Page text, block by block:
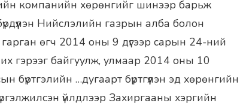
компанийн хөрөнгийг шинээр барьж
Нийслэлийн газрын алба болон
өгч 2014 оны 9 дүгээр сарын 24-ний
гэрээг байгуулж, улмаар 2014 оны 10
…дугаарт бүртгүүлэн эд хөрөнгийн
үйлдлээр Захиргааны хэргийн